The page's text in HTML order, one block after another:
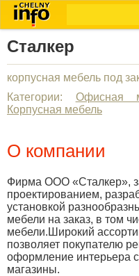
Сталкер
корпусная мебель под
Категории: Офисная
Корпусная мебель
О компании
Фирма ООО «Сталкер»,
проектированием,
установкой
мебели на заказ, в том
мебели.Широкий
позволяет покупателю
оформление интерьера
магазины.